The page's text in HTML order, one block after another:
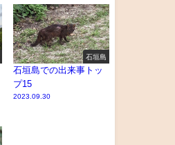
石垣島
石垣島での出来事トッ
プ15
2023.09.30